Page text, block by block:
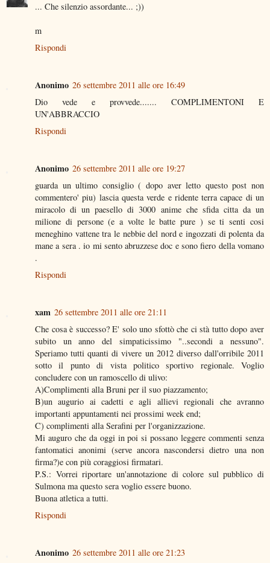
... Che silenzio assordante... ;))
m
Rispondi
Anonimo 26 settembre 2011 alle ore 16:49
Dio vede e provvede....... COMPLIMENTONI E
UN'ABBRACCIO
Rispondi
Anonimo 26 settembre 2011 alle ore 19:27
guarda un ultimo consiglio ( dopo aver letto questo post non
commentero' piu) lascia questa verde e ridente terra capace di un
miracolo di un paesello di 3000 anime che sfida citta da un
milione di persone (e a volte le batte pure ) se ti senti cosi
meneghino vattene tra le nebbie del nord e ingozzati di polenta da
mane a sera . io mi sento abruzzese doc e sono fiero della vomano
.
Rispondi
xam 26 settembre 2011 alle ore 21:11
Che cosa è successo? E' solo uno sfottò che ci stà tutto dopo aver
subito un anno del simpaticissimo "..secondi a nessuno".
Speriamo tutti quanti di vivere un 2012 diverso dall'orribile 2011
sotto il punto di vista politico sportivo regionale. Voglio
concludere con un ramoscello di ulivo:
A)Complimenti alla Bruni per il suo piazzamento;
B)un augurio ai cadetti e agli allievi regionali che avranno
importanti appuntamenti nei prossimi week end;
C) complimenti alla Serafini per l'organizzazione.
Mi auguro che da oggi in poi si possano leggere commenti senza
fantomatici anonimi (serve ancora nascondersi dietro una non
firma?)e con più coraggiosi firmatari.
P.S.: Vorrei riportare un'annotazione di colore sul pubblico di
Sulmona ma questo sera voglio essere buono.
Buona atletica a tutti.
Rispondi
Anonimo 26 settembre 2011 alle ore 21:23